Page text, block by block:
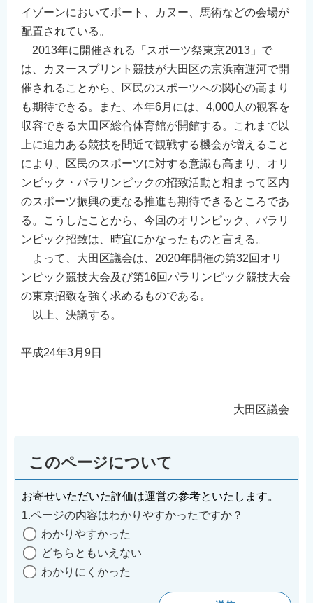
イゾーンにおいてボート、カヌー、馬術などの会場が
配置されている。
2013年に開催される「スポーツ祭東京2013」で
は、カヌースプリント競技が大田区の京浜南運河で開
催されることから、区民のスポーツへの関心の高まり
も期待できる。また、本年6月には、4,000人の観客を
収容できる大田区総合体育館が開館する。これまで以
上に迫力ある競技を間近で観戦する機会が増えること
により、区民のスポーツに対する意識も高まり、オリ
ンピック・パラリンピックの招致活動と相まって区内
のスポーツ振興の更なる推進も期待できるところであ
る。こうしたことから、今回のオリンピック、パラリ
ンピック招致は、時宜にかなったものと言える。
よって、大田区議会は、2020年開催の第32回オリ
ンピック競技大会及び第16回パラリンピック競技大会
の東京招致を強く求めるものである。
以上、決議する。
平成24年3月9日
大田区議会
このページについて
お寄せいただいた評価は運営の参考といたします。
1.ページの内容はわかりやすかったですか？
わかりやすかった
どちらともいえない
わかりにくかった
简体中文
繁體中文
한국어
नेपाली
Filipino